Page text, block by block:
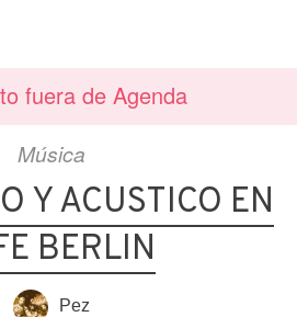
fuera de Agenda
Música
Y ACUSTICO EN
BERLIN
Pez